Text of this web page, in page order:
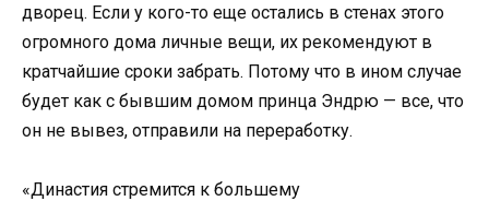
дворец. Если у кого-то еще остались в стенах этого
огромного дома личные вещи, их рекомендуют в
кратчайшие сроки забрать. Потому что в ином случае
будет как с бывшим домом принца Эндрю — все, что
он не вывез, отправили на переработку.
«Династия стремится к большему